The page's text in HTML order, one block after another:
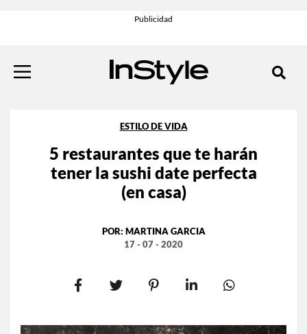
ESTILO DE VIDA
5 restaurantes que te harán
tener la sushi date perfecta
(en casa)
POR: MARTINA GARCIA
17 - 07 - 2020